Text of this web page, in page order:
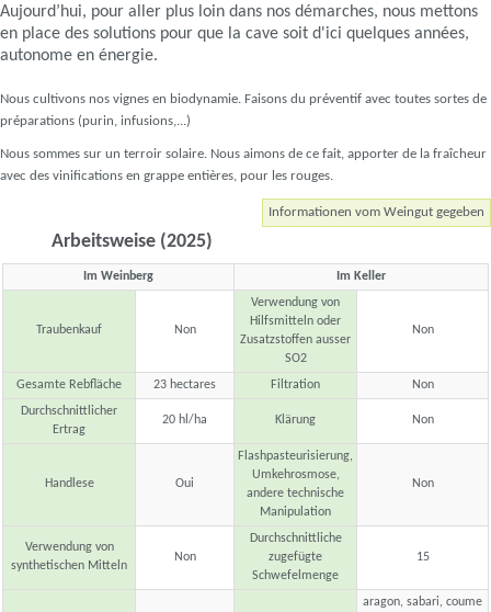
Aujourd’hui, pour aller plus loin dans nos démarches, nous mettons
en place des solutions pour que la cave soit d'ici quelques années,
autonome en énergie.
Nous cultivons nos vignes en biodynamie. Faisons du préventif avec toutes sortes de
préparations (purin, infusions,...)
Nous sommes sur un terroir solaire. Nous aimons de ce fait, apporter de la fraîcheur
avec des vinifications en grappe entières, pour les rouges.
Informationen vom Weingut gegeben
Arbeitsweise (2025)
Im Weinberg Im Keller
Traubenkauf Non
Verwendung von
Hilfsmitteln oder
Zusatzstoffen ausser
SO2
Non
Gesamte Rebfläche 23 hectares Filtration
Non
Durchschnittlicher
Ertrag
20 hl/ha Klärung Non
Handlese Oui
Flashpasteurisierung,
Umkehrosmose,
andere technische
Manipulation
Non
Verwendung von
synthetischen Mitteln
Non
Durchschnittliche
zugefügte
Schwefelmenge
15
aragon, sabari, coume